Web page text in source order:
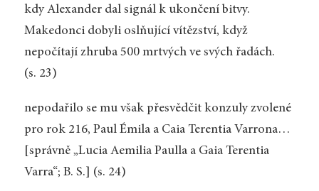
kdy Alexander dal signál k ukončení bitvy.
Makedonci dobyli oslňující vítězství, když
nepočítají zhruba 500 mrtvých ve svých řadách.
(s. 23)
nepodařilo se mu však přesvědčit konzuly zvolené
pro rok 216, Paul Émila a Caia Terentia Varrona…
[správně „Lucia Aemilia Paulla a Gaia Terentia
Varra“; B. S.] (s. 24)